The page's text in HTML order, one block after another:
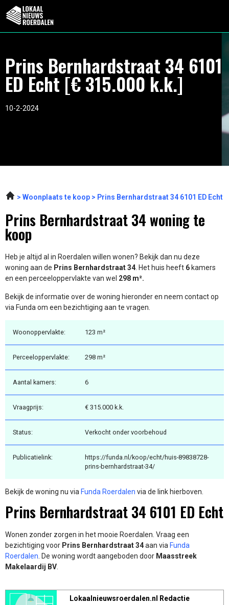
Prins Bernhardstraat 34 6101
ED Echt [€ 315.000 k.k.]
10-2-2024
Woonplaats te koop Prins Bernhardstraat 34 6101 ED Echt
Prins Bernhardstraat 34 woning te
koop
Heb je altijd al in Roerdalen willen wonen? Bekijk dan nu deze
woning aan de Prins Bernhardstraat 34. Het huis heeft 6 kamers
en een perceeloppervlakte van wel 298 m².
Bekijk de informatie over de woning hieronder en neem contact op
via Funda om een bezichtiging aan te vragen.
Woonoppervlakte: 123 m²
Perceeloppervlakte: 298 m²
Aantal kamers: 6
Vraagprijs: € 315.000 k.k.
Status: Verkocht onder voorbehoud
Publicatielink:
https://funda.nl/koop/echt/huis-89838728-
prins-bernhardstraat-34/
Bekijk de woning nu via Funda Roerdalen via de link hierboven.
Prins Bernhardstraat 34 6101 ED Echt
Wonen zonder zorgen in het mooie Roerdalen. Vraag een
bezichtiging voor Prins Bernhardstraat 34aan via Funda
Roerdalen . De woning wordt aangeboden door Maasstreek
Makelaardij BV
Lokaalnieuwsroerdalen.nl Redactie